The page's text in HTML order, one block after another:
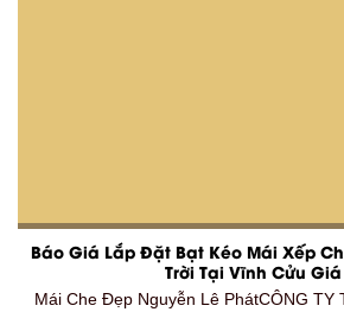
Báo Giá Lắp Đặt Bạt Kéo Mái Xếp
Trời Tại Vĩnh Cửu Giá
Mái Che Đẹp Nguyễn Lê PhátCÔNG TY